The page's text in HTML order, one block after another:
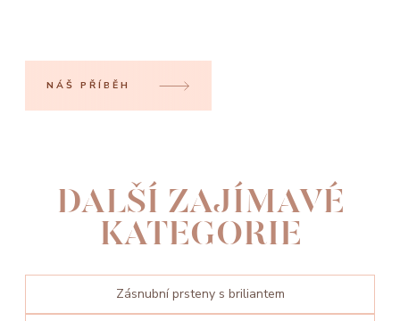
NÁŠ PŘÍBĚH
DALŠÍ ZAJÍMAVÉ
KATEGORIE
Zásnubní prsteny s briliantem